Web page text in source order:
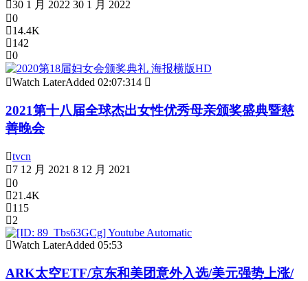
30 1 月 2022 30 1 月 2022
0
14.4K
142
0
Watch LaterAdded 02:07:314
2021第十八届全球杰出女性优秀母亲颁奖盛典暨慈
善晚会
tvcn
7 12 月 2021 8 12 月 2021
0
21.4K
115
2
Watch LaterAdded 05:53
ARK太空ETF/京东和美团意外入选/美元强势上涨/